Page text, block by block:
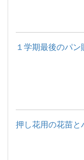
１学期最後のパン
押し花用の花苗と